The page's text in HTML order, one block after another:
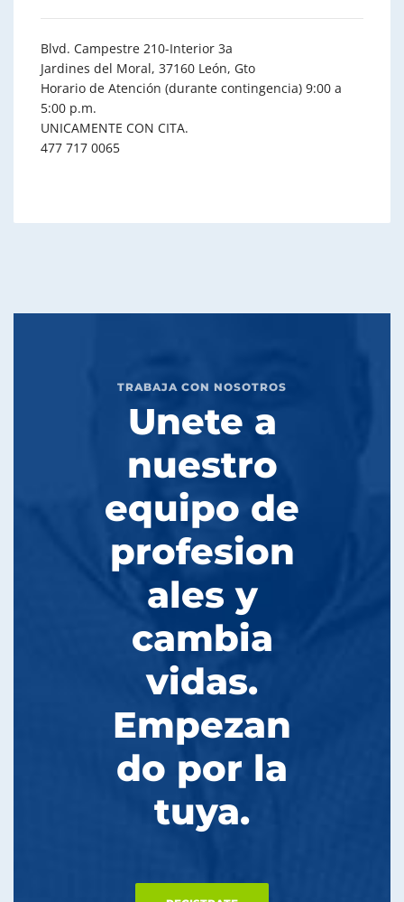
Blvd. Campestre 210-Interior 3a
Jardines del Moral, 37160 León, Gto
Horario de Atención (durante contingencia) 9:00 a
5:00 p.m.
UNICAMENTE CON CITA.
477 717 0065
TRABAJA CON NOSOTROS
Unete a
nuestro
equipo de
profesion
ales y
cambia
vidas.
Empezan
do por la
tuya.